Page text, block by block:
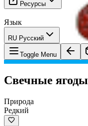
Ресурсы
Язык
RU Русский
Toggle Menu
Свечные ягоды
Природа
Редкий